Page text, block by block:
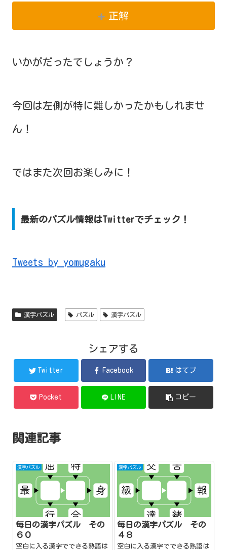
正解
いかがだったでしょうか？
今回は左側が特に難しかったかもしれませ
ん！
ではまた次回お楽しみに！
最新のパズル情報はTwitterでチェック！
Tweets by yomugaku
漢字パズル パズル 漢字パズル
シェアする
Twitter Facebook はてブ
Pocket LINE コピー
関連記事
漢字パズル
毎日の漢字パズル その
６０
空白に入る漢字でできる熟語は
漢字パズル
毎日の漢字パズル その
４８
空白に入る漢字でできる熟語は